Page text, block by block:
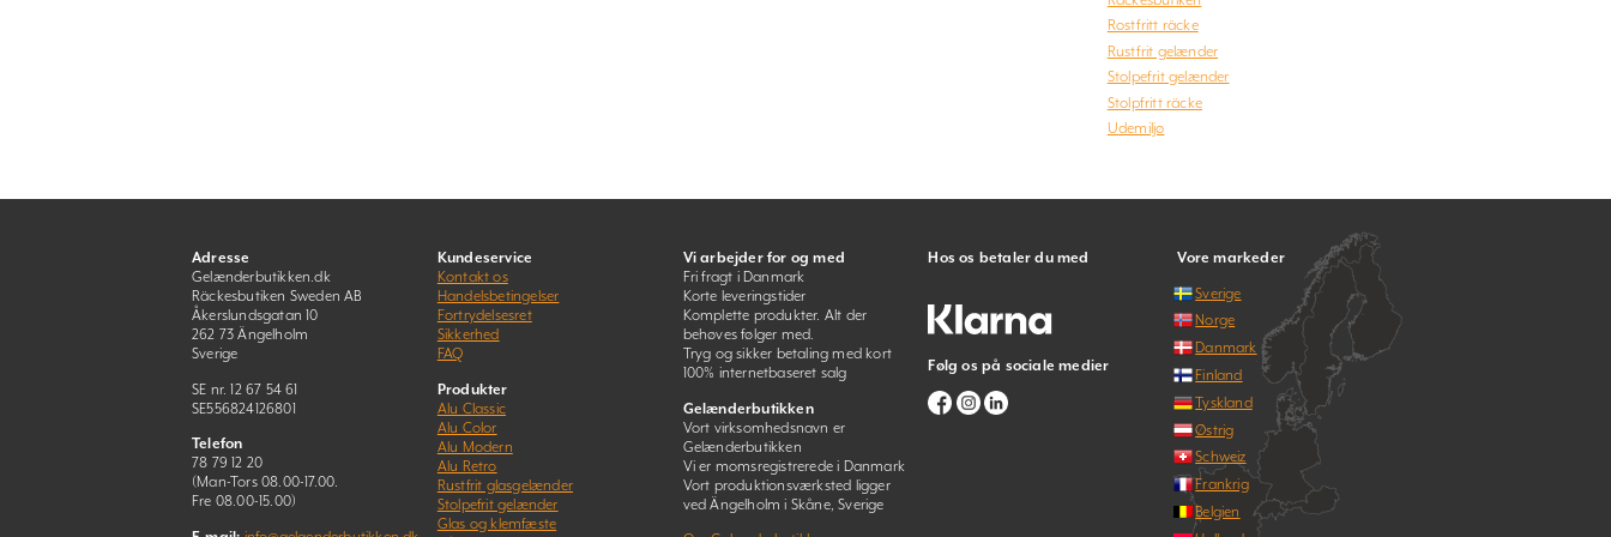
Rostfritt räcke
Rustfrit gelænder
Stolpefrit gelænder
Stolpfritt räcke
Udemiljø
Adresse
Gelænderbutikken.dk
Räckesbutiken Sweden AB
Åkerslundsgatan 10
262 73 Ängelholm
Sverige
SE nr. 12 67 54 61
SE556824126801
Telefon
78 79 12 20
(Man-Tors 08.00-17.00.
Fre 08.00-15.00)
Kundeservice
Kontakt os
Handelsbetingelser
Fortrydelsesret
Sikkerhed
FAQ
Produkter
Alu Classic
Alu Color
Alu Modern
Alu Retro
Rustfrit glasgelænder
Stolpefrit gelænder
Glas og klemfæste
Vi arbejder for og med
Fri fragt i Danmark
Korte leveringstider
Komplette produkter. Alt der
behøves følger med.
Tryg og sikker betaling med kort
100% internetbaseret salg
Gelænderbutikken
Vort virksomhedsnavn er
Gelænderbutikken
Vi er momsregistrerede i Danmark
Vort produktionsværksted ligger
ved Ängelholm i Skåne, Sverige
Hos os betaler du med
Følg os på sociale medier
Vore markeder
Sverige
Norge
Danmark
Finland
Tyskland
Østrig
Schweiz
Frankrig
Belgien